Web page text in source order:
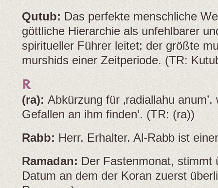
Qutub: Das perfekte menschliche
göttliche Hierarchie als unfehlbarer
spiritueller Führer leitet; der größte
murshids einer Zeitperiode. (TR:
R
(ra): Abkürzung für ‚radiallahu anum’,
Gefallen an ihm finden’. (TR: (ra))
Rabb: Herr, Erhalter. Al-Rabb ist
Ramadan: Der Fastenmonat, stimmt
Datum an dem der Koran zuerst